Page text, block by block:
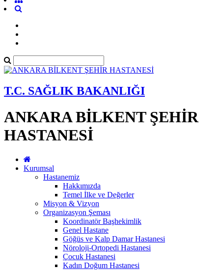
T.C. SAĞLIK BAKANLIĞI
ANKARA BİLKENT ŞEHİR
HASTANESİ
Kurumsal
Hastanemiz
Hakkımızda
Temel İlke ve Değerler
Misyon & Vizyon
Organizasyon Şeması
Koordinatör Başhekimlik
Genel Hastane
Göğüs ve Kalp Damar Hastanesi
Nöroloji-Ortopedi Hastanesi
Çocuk Hastanesi
Kadın Doğum Hastanesi